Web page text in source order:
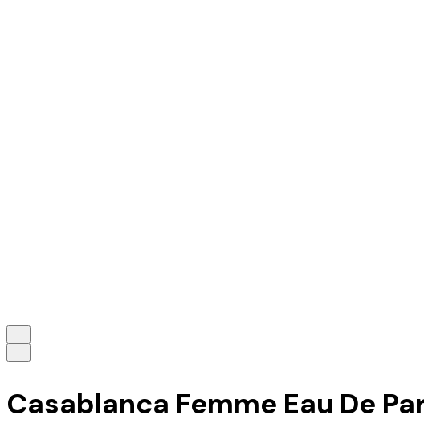
Casablanca Femme Eau De